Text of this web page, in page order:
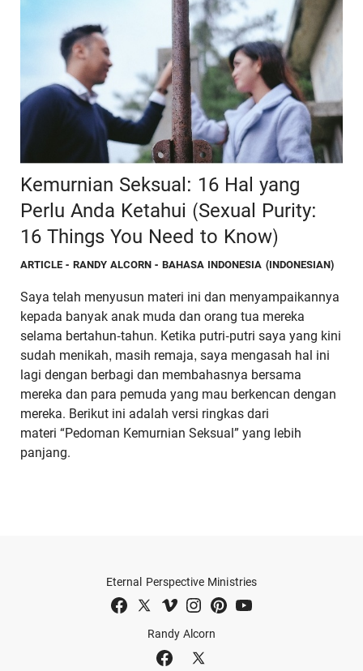
Kemurnian Seksual: 16 Hal yang
Perlu Anda Ketahui (Sexual Purity:
16 Things You Need to Know)
ARTICLE - RANDY ALCORN - BAHASA INDONESIA (INDONESIAN)
Saya telah menyusun materi ini dan menyampaikannya
kepada banyak anak muda dan orang tua mereka
selama bertahun-tahun. Ketika putri-putri saya yang kini
sudah menikah, masih remaja, saya mengasah hal ini
lagi dengan berbagi dan membahasnya bersama
mereka dan para pemuda yang mau berkencan dengan
mereka. Berikut ini adalah versi ringkas dari
materi “Pedoman Kemurnian Seksual” yang lebih
panjang.
Randy Alcorn
Eternal Perspective Ministries